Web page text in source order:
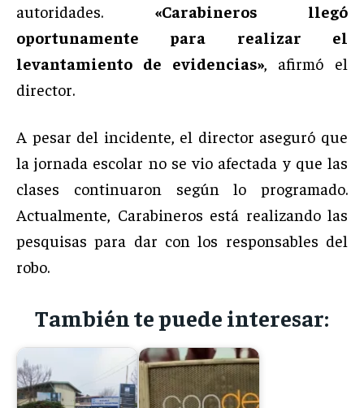
autoridades. «Carabineros llegó
oportunamente para realizar el
levantamiento de evidencias», afirmó el
director.
A pesar del incidente, el director aseguró que
la jornada escolar no se vio afectada y que las
clases continuaron según lo programado.
Actualmente, Carabineros está realizando las
pesquisas para dar con los responsables del
robo.
También te puede interesar: